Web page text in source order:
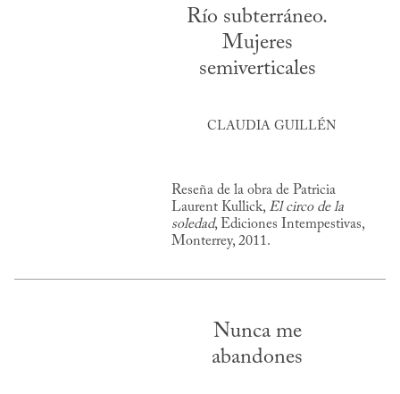
Río subterráneo.
Mujeres
semiverticales
CLAUDIA GUILLÉN
Reseña de la obra de Patricia
Laurent Kullick, El circo de la
soledad, Ediciones Intempestivas,
Monterrey, 2011.
Nunca me
abandones